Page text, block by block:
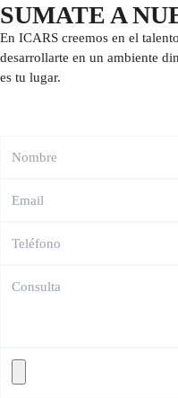
SUMATE A
En ICARS creemos en el
desarrollarte en un ambiente
es tu lugar.